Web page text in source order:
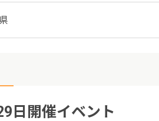
日開催イベント